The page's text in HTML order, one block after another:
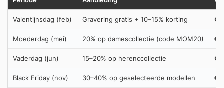
Valentijnsdag (feb) Gravering gratis + 10–15% korting
Moederdag (mei) 20% op damescollectie (code MOM20)
Vaderdag (jun) 15–20% op herenccollectie
Black Friday (nov) 30–40% op geselecteerde modellen